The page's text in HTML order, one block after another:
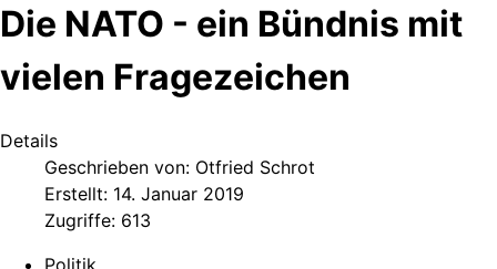
Die NATO - ein Bündnis mit
vielen Fragezeichen
Details
Geschrieben von: Otfried Schrot
Erstellt: 14. Januar 2019
Zugriffe: 613